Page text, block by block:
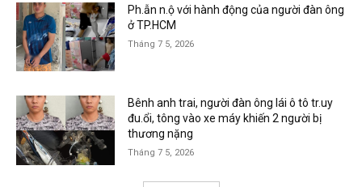
Ph.ẫn n.ộ với hành động của người đàn ông
ở TP.HCM
Tháng 7 5, 2026
Bênh anh trai, người đàn ông lái ô tô tr.uy
đu.ổi, tông vào xe máy khiến 2 người bị
thương nặng
Tháng 7 5, 2026